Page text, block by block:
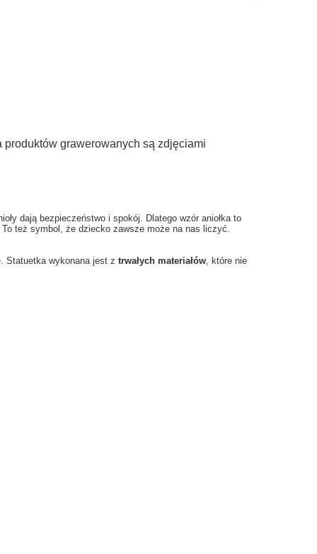
grawerowanych są zdjęciami
dają bezpieczeństwo i spokój. Dlatego wzór aniołka to
też symbol, że dziecko zawsze może na nas liczyć.
Statuetka wykonana jest z trwałych materiałów, które nie